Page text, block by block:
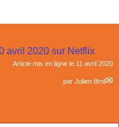
avril 2020 sur Netflix
Article mis en ligne le 11 avril 2020
par Julien Brnl